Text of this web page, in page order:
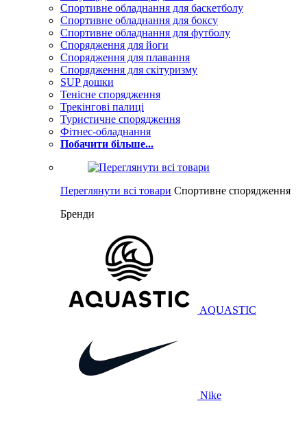
Спортивне обладнання для баскетболу
Спортивне обладнання для боксу
Спортивне обладнання для футболу
Спорядження для йоги
Спорядження для плавання
Спорядження для скітуризму
SUP дошки
Тенісне спорядження
Трекінгові палиці
Туристичне спорядження
Фітнес-обладнання
Побачити більше...
Переглянути всі товари Спортивне спорядження
Бренди
AQUASTIC
Nike